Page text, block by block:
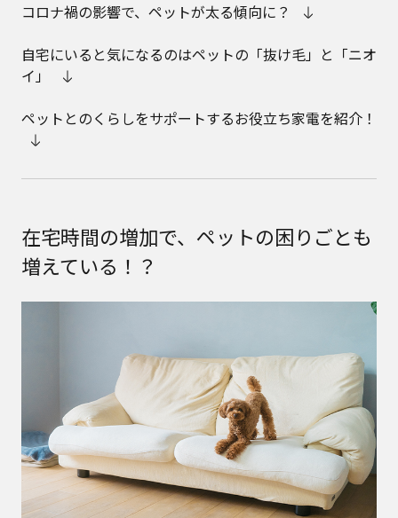
コロナ禍の影響で、ペットが太る傾向に？
自宅にいると気になるのはペットの「抜け毛」と「ニオ
イ」
ペットとのくらしをサポートするお役立ち家電を紹介！
在宅時間の増加で、ペットの困りごとも
増えている！？